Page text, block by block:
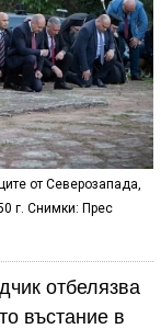
от Северозапада,
г. Снимки: Прес
отбелязва
въстание в